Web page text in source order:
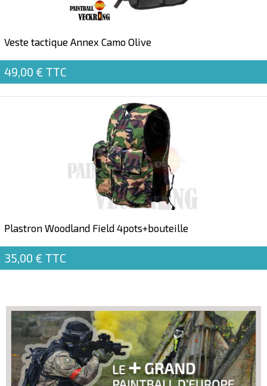
Veste tactique Annex Camo Olive
49,00 € TTC
Plastron Woodland Field 4pots+bouteille
35,00 € TTC